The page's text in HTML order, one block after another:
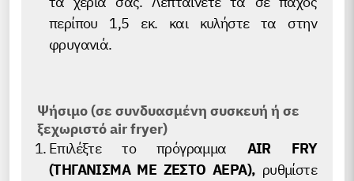
περίπου 1,5 εκ. και κυλήστε τα στην
φρυγανιά.
Ψήσιμο (σε συνδυασμένη συσκευή ή σε
ξεχωριστό air fryer)
Επιλέξτε το πρόγραμμα AIR FRY
(ΤΗΓΑΝΙΣΜΑ ΜΕ ΖΕΣΤΟ ΑΕΡΑ), ρυθμίστε